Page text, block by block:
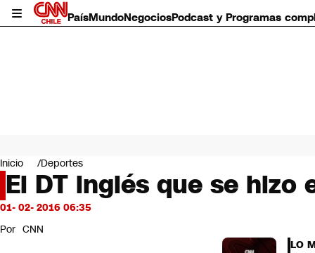
PaísMundoNegociosPodcast y Programas
Mundo
Negocios
Deportes
Programas completos
Servicios
Inicio Deportes
El DT inglés que se
01- 02- 2016 06:35
Por CNN
LO